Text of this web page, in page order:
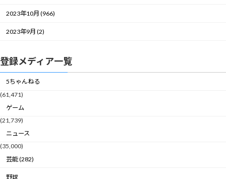
2023年10月 (966)
2023年9月 (2)
登録メディア一覧
5ちゃんねる
(61,471)
ゲーム
(21,739)
ニュース
(35,000)
芸能 (282)
野球